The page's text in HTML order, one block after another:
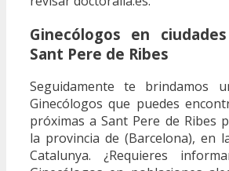
Ginecólogos en
Sant Pere de Ribes
Seguidamente te brindamos
Ginecólogos que puedes
próximas a Sant Pere de Ribes
la provincia de (Barcelona), en
Catalunya. ¿Requieres